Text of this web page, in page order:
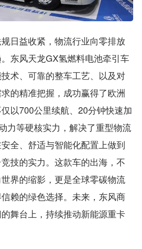
日益收紧，物流行业向零排放
东风天龙GX氢燃料电池牵引车
术、可靠的整车工艺、以及对
的精准把握，成功赢得了欧洲
以700公里续航、20分钟快速加
力等硬核实力，解决了重型物流
全、舒适与智能化配置上做到
技的实力。这款车的出海，不
界的缩影，更是全球零碳物流
赖的绿色选择。未来，东风商
舞台上，持续推动新能源重卡